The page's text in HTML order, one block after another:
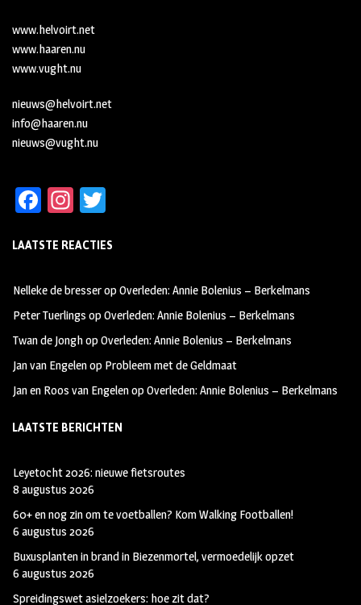
www.helvoirt.net
www.haaren.nu
www.vught.nu
nieuws@helvoirt.net
info@haaren.nu
nieuws@vught.nu
Fa
b
oo
k
In
ag
m
tt
LAATSTE REACTIES
Nelleke de bresseropOverleden: Annie Bolenius – Berkelmans
Peter Tuerlings opOverleden: Annie Bolenius – Berkelmans
Twan de JonghopOverleden: Annie Bolenius – Berkelmans
Jan van Engelenop Probleem met de Geldmaat
Jan en Roos van EngelenopOverleden: Annie Bolenius – Berkelmans
LAATSTE BERICHTEN
Leyetocht 2026: nieuwe fietsroutes
8 augustus 2026
60+ en nog zin om te voetballen? Kom Walking Footballen!
6 augustus 2026
Buxusplanten in brand in Biezenmortel, vermoedelijk opzet
6 augustus 2026
Spreidingswet asielzoekers: hoe zit dat?